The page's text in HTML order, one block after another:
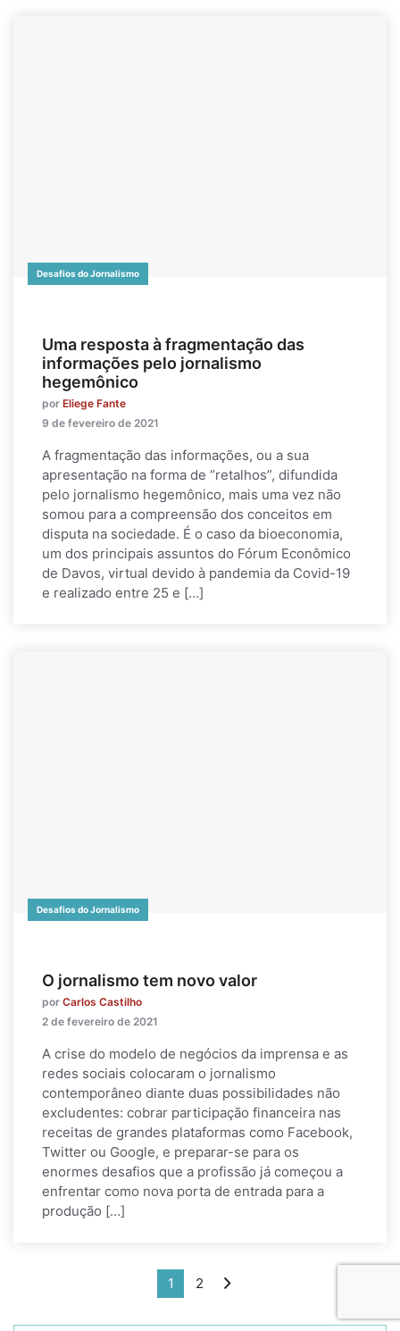
Desafios do Jornalismo
Uma resposta à fragmentação das
informações pelo jornalismo
hegemônico
por Eliege Fante
9 de fevereiro de 2021
A fragmentação das informações, ou a sua
apresentação na forma de “retalhos”, difundida
pelo jornalismo hegemônico, mais uma vez não
somou para a compreensão dos conceitos em
disputa na sociedade. É o caso da bioeconomia,
um dos principais assuntos do Fórum Econômico
de Davos, virtual devido à pandemia da Covid-19
e realizado entre 25 e […]
Desafios do Jornalismo
O jornalismo tem novo valor
por Carlos Castilho
2 de fevereiro de 2021
A crise do modelo de negócios da imprensa e as
redes sociais colocaram o jornalismo
contemporâneo diante duas possibilidades não
excludentes: cobrar participação financeira nas
receitas de grandes plataformas como Facebook,
Twitter ou Google, e preparar-se para os
enormes desafios que a profissão já começou a
enfrentar como nova porta de entrada para a
produção […]
1 2